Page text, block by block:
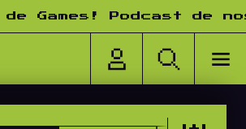
Games! Podcast de